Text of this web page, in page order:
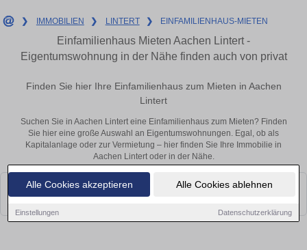
Alle Cookies akzeptieren Alle Cookies ablehnen
Einstellungen Datenschutzerklärung
❯ IMMOBILIEN ❯ LINTERT ❯ EINFAMILIENHAUS-MIETEN
Einfamilienhaus Mieten Aachen Lintert -
Eigentumswohnung in der Nähe finden auch von privat
Finden Sie hier Ihre Einfamilienhaus zum Mieten in Aachen
Lintert
Suchen Sie in Aachen Lintert eine Einfamilienhaus zum Mieten? Finden
Sie hier eine große Auswahl an Eigentumswohnungen. Egal, ob als
Kapitalanlage oder zur Vermietung – hier finden Sie Ihre Immobilie in
Aachen Lintert oder in der Nähe.
Leider konnten wir derzeit keine passenden Objekte finden. Schauen Sie
bald wieder vorbei!